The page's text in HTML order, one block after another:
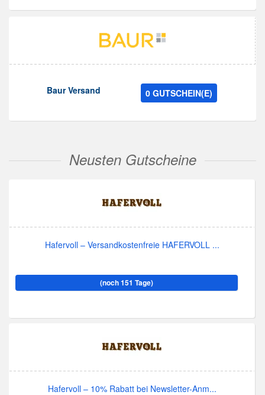
Baur Versand 0 GUTSCHEIN(E)
Neusten Gutscheine
Hafervoll – Versandkostenfreie HAFERVOLL ...
(noch 151 Tage)
Hafervoll – 10% Rabatt bei Newsletter-Anm...